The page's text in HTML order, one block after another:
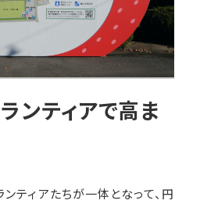
ンティアで高ま
ティアたちが一体となって、円